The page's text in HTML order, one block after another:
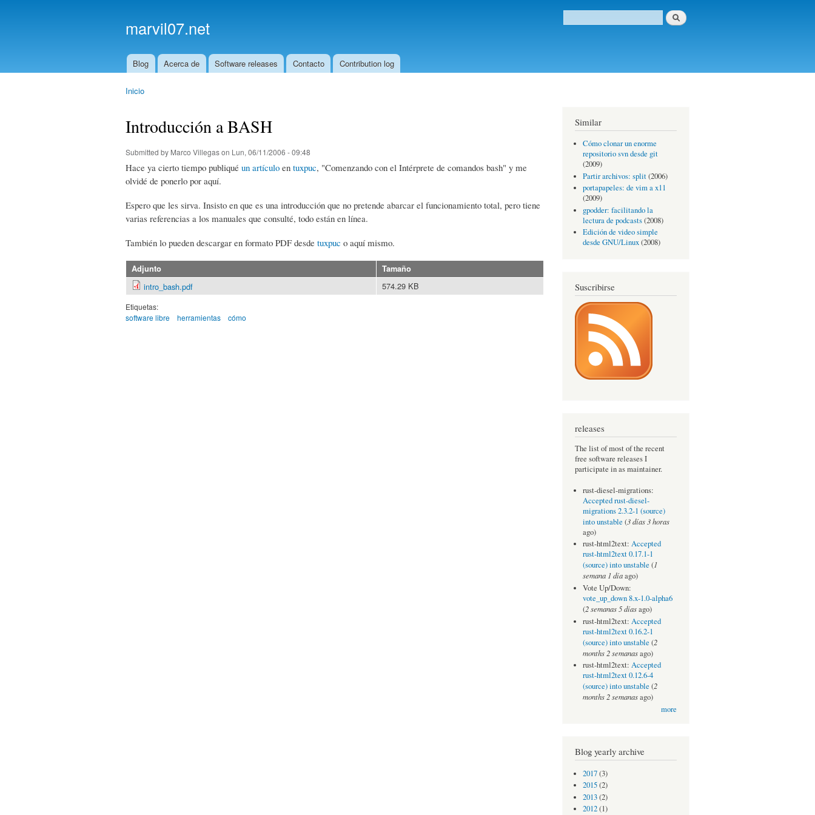
marvil07.net Formulario de búsqueda
Buscar
Main menu
Blog Acerca de Software releases Contacto Contribution log
Inicio
Introducción a BASH
Submitted by Marco Villegason Lun, 06/11/2006 - 09:48
Hace ya cierto tiempo publiqué un artículo en tuxpuc, "Comenzando con el Intérprete de comandos bash" y me
olvidé de ponerlo por aquí.
Espero que les sirva. Insisto en que es una introducción que no pretende abarcar el funcionamiento total, pero tiene
varias referencias a los manuales que consulté, todo están en línea.
También lo pueden descargar en formato PDF desde tuxpuc o aquí mismo.
Adjunto Tamaño
intro_bash.pdf 574.29 KB
Etiquetas:
software libre
herramientas cómo
Similar
Cómo clonar un enorme
repositorio svn desde git
(2009)
Partir archivos: split(2006)
portapapeles: de vim a x11
(2009)
gpodder: facilitando la
lectura de podcasts(2008)
Edición de video simple
desde GNU/Linux(2008)
Suscribirse
releases
The list of most of the recent
free software releases I
participate in as maintainer.
rust-diesel-migrations:
Accepted rust-diesel-
migrations 2.3.2-1 (source)
into unstable (3 días 3 horas
ago)
rust-html2text: Accepted
rust-html2text 0.17.1-1
(source) into unstable (1
semana 1 díaago)
Vote Up/Down:
vote_up_down 8.x-1.0-alpha6
(2 semanas 5 díasago)
rust-html2text: Accepted
rust-html2text 0.16.2-1
(source) into unstable (2
months 2 semanasago)
rust-html2text: Accepted
rust-html2text 0.12.6-4
(source) into unstable (2
months 2 semanasago)
more
Blog yearly archive
2017(3)
2015(2)
2013(2)
2012(1)